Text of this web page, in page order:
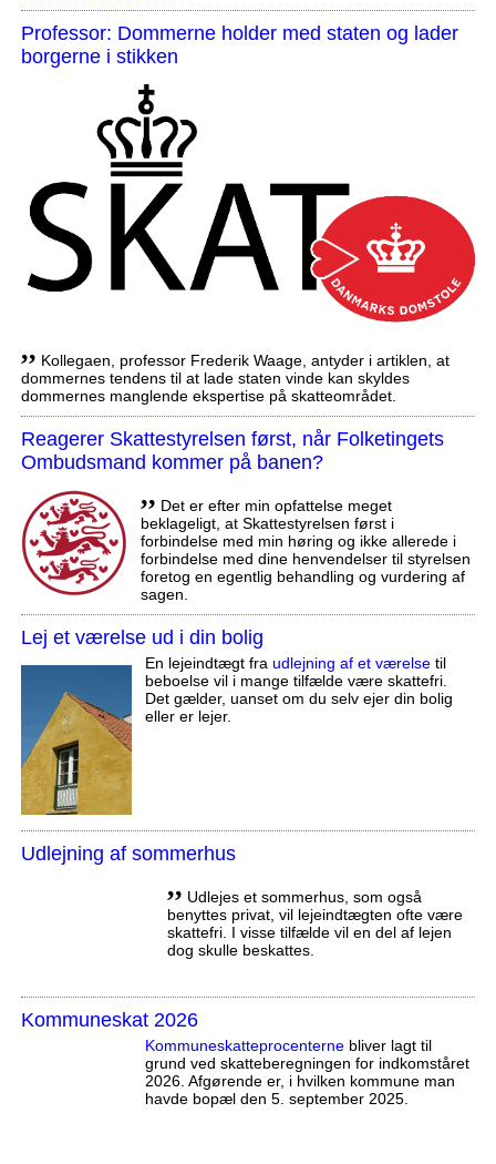
Professor: Dommerne holder med staten og lader
borgerne i stikken
,, Kollegaen, professor Frederik Waage, antyder i artiklen, at
dommernes tendens til at lade staten vinde kan skyldes
dommernes manglende ekspertise på skatteområdet.
Reagerer Skattestyrelsen først, når Folketingets
Ombudsmand kommer på banen?
,, Det er efter min opfattelse meget
beklageligt, at Skattestyrelsen først i
forbindelse med min høring og ikke allerede i
forbindelse med dine henvendelser til styrelsen
foretog en egentlig behandling og vurdering af
sagen.
Lej et værelse ud i din bolig
En lejeindtægt fra udlejning af et værelsetil
beboelse vil i mange tilfælde være skattefri.
Det gælder, uanset om du selv ejer din bolig
eller er lejer.
Udlejning af sommerhus
,, Udlejes et sommerhus, som også
benyttes privat, vil lejeindtægten ofte være
skattefri. I visse tilfælde vil en del af lejen
dog skulle beskattes.
Kommuneskat 2026
Kommuneskatte­procenternebliver lagt til
grund ved skatteberegningen for indkomståret
2026. Afgørende er, i hvilken kommune man
havde bopæl den 5. september 2025.